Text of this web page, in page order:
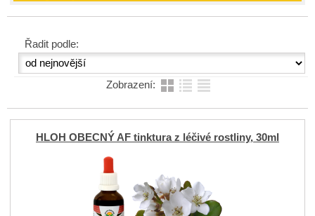
Řadit podle:
Zobrazení:
HLOH OBECNÝ AF tinktura z léčivé rostliny, 30ml